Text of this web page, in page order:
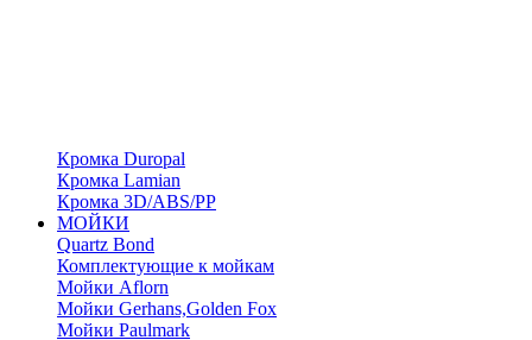
Кромка Duropal
Кромка Lamian
Кромка 3D/ABS/PP
МОЙКИ
Quartz Bond
Комплектующие к мойкам
Мойки Aflorn
Мойки Gerhans,Golden Fox
Мойки Paulmark